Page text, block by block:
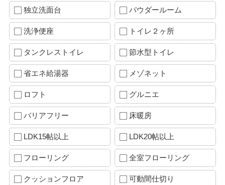
独立洗面台 パウダールーム
洗浄便座 トイレ２ヶ所
タンクレストイレ 節水型トイレ
省エネ給湯器 メゾネット
ロフト グルニエ
バリアフリー 床暖房
LDK15帖以上 LDK20帖以上
フローリング 全室フローリング
クッションフロア 可動間仕切り